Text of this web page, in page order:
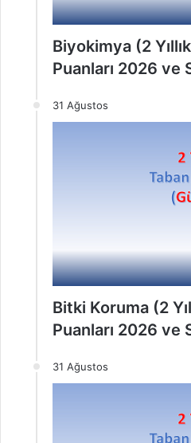
Biyokimya (2
Puanları 2026 ve
31 Ağustos
Bitki Koruma (2
Puanları 2026 ve
31 Ağustos